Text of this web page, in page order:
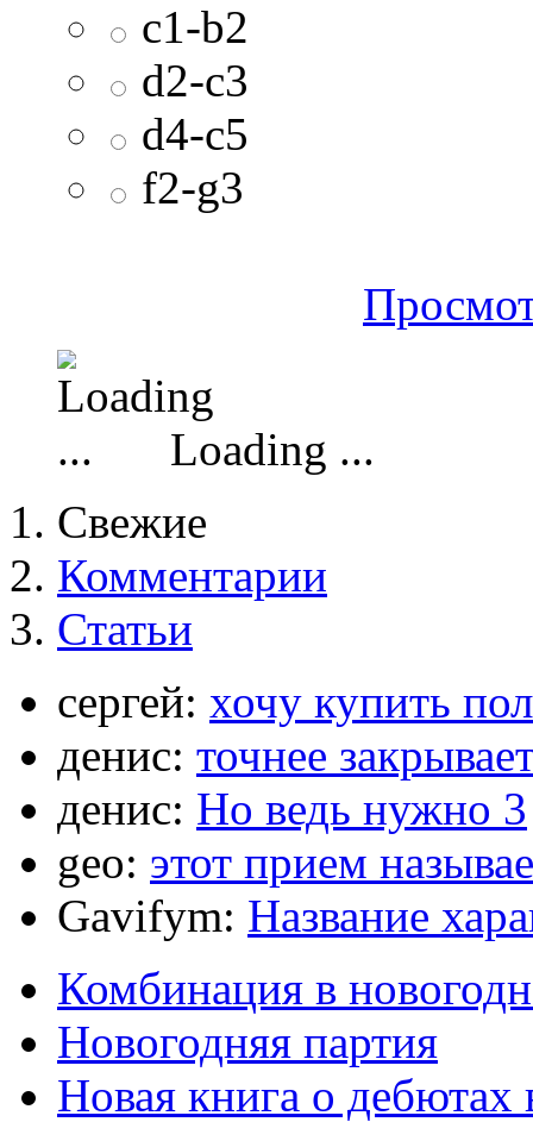
c1-b2
d2-c3
d4-c5
f2-g3
Loading ...
Свежие
Комментарии
Статьи
сергей: хочу купить
денис: точнее
денис: Но ведь нужно 3
geo: этот прием
Gavifym: Название
Комбинация в
Новогодняя партия
Новая книга о